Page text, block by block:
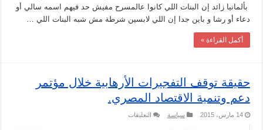
بألمانيا زائد إن البنات اللي كانوا عالمسرح مفيش حد فيهم اسمه سالي أو
دعاء أو رشا و باين جدا إن اللي لابسين شرطة مش شبه البنات اللي …
أكمل القراءة »
حقيقة توقف التفجيرات الأرهابية خلال مؤتمر
دعم وتنمية الاقتصاد المصري.
14 مارس، 2015 سياسة التعليقات